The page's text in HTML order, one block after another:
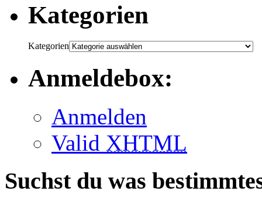
Kategorien
Kategorien
Anmeldebox:
Anmelden
Valid XHTML
Suchst du was